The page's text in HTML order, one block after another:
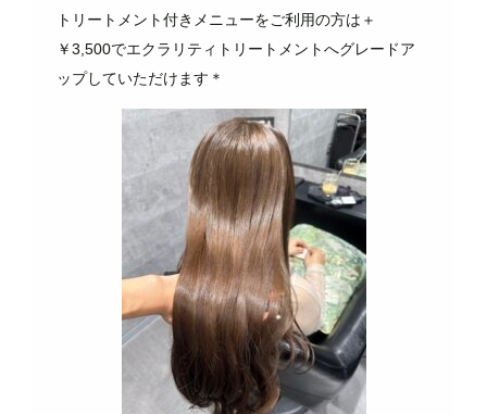
トリートメント付きメニューをご利用の方は＋
￥3,500でエクラリティトリートメントへグレードア
ップしていただけます＊